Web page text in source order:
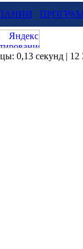
0,13 секунд |